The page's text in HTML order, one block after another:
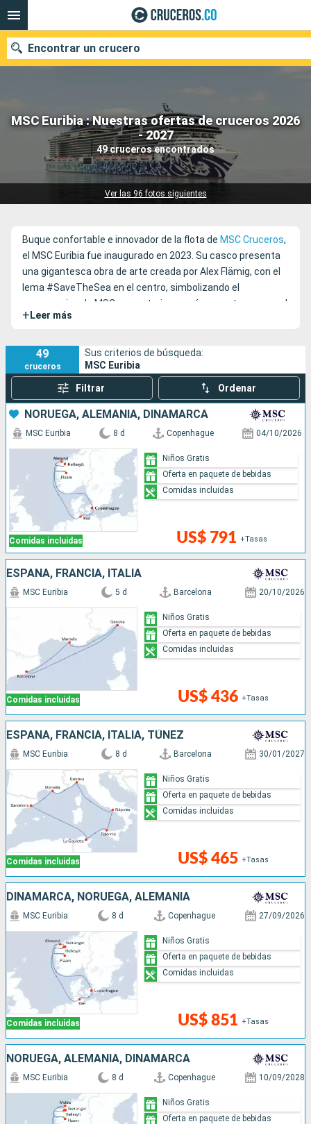
MSC Euribia : Nuestras ofertas de cruceros 2026
- 2027
49 cruceros encontrados
Ver las 96 fotos siguientes
Encontrar un crucero
Fecha de salida
Buscar
Buque confortable e innovador de la flota de MSC Cruceros,
el MSC Euribia fue inaugurado en 2023. Su casco presenta
una gigantesca obra de arte creada por Alex Flämig, con el
lema #SaveTheSea en el centro, simbolizando el
compromiso de MSC por un turismo más respetuoso con el
medio ambiente.
+ Leer más
49
cruceros
Sus criterios de búsqueda:
MSC Euribia
Filtrar Ordenar
NORUEGA, ALEMANIA, DINAMARCA
Comidas incluidas
MSC Euribia 8 d Copenhague 04/10/2026
US$ 791 +Tasas
Niños Gratis
Oferta en paquete de bebidas
Comidas incluidas
ESPAÑA, FRANCIA, ITALIA
Comidas incluidas
MSC Euribia 5 d Barcelona 20/10/2026
US$ 436 +Tasas
Niños Gratis
Oferta en paquete de bebidas
Comidas incluidas
ESPAÑA, FRANCIA, ITALIA, TÚNEZ
Comidas incluidas
MSC Euribia 8 d Barcelona 30/01/2027
US$ 465 +Tasas
Niños Gratis
Oferta en paquete de bebidas
Comidas incluidas
DINAMARCA, NORUEGA, ALEMANIA
Comidas incluidas
MSC Euribia 8 d Copenhague 27/09/2026
US$ 851 +Tasas
Niños Gratis
Oferta en paquete de bebidas
Comidas incluidas
NORUEGA, ALEMANIA, DINAMARCA
MSC Euribia 8 d Copenhague 10/09/2028
Niños Gratis
Oferta en paquete de bebidas